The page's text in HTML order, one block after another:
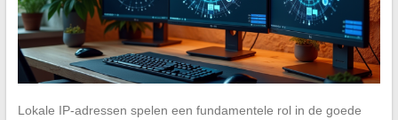
Lokale IP-adressen spelen een fundamentele rol in de goede